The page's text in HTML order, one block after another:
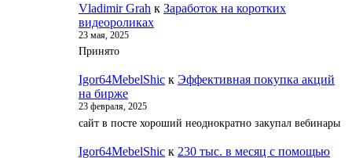
Vladimir Grah к Заработок на коротких
видеороликах
23 мая, 2025
Принято
Igor64MebelShic к Эффективная покупка акций
на бирже
23 февраля, 2025
сайт в посте хороший неоднократно закупал вебинары
Igor64MebelShic к 230 тыс. в месяц с помощью